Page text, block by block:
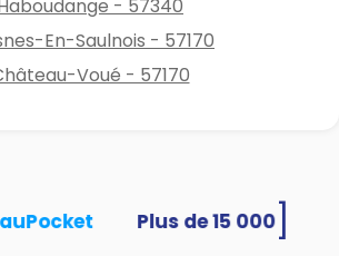
- 57340
En-Saulnois - 57170
Voué - 57170